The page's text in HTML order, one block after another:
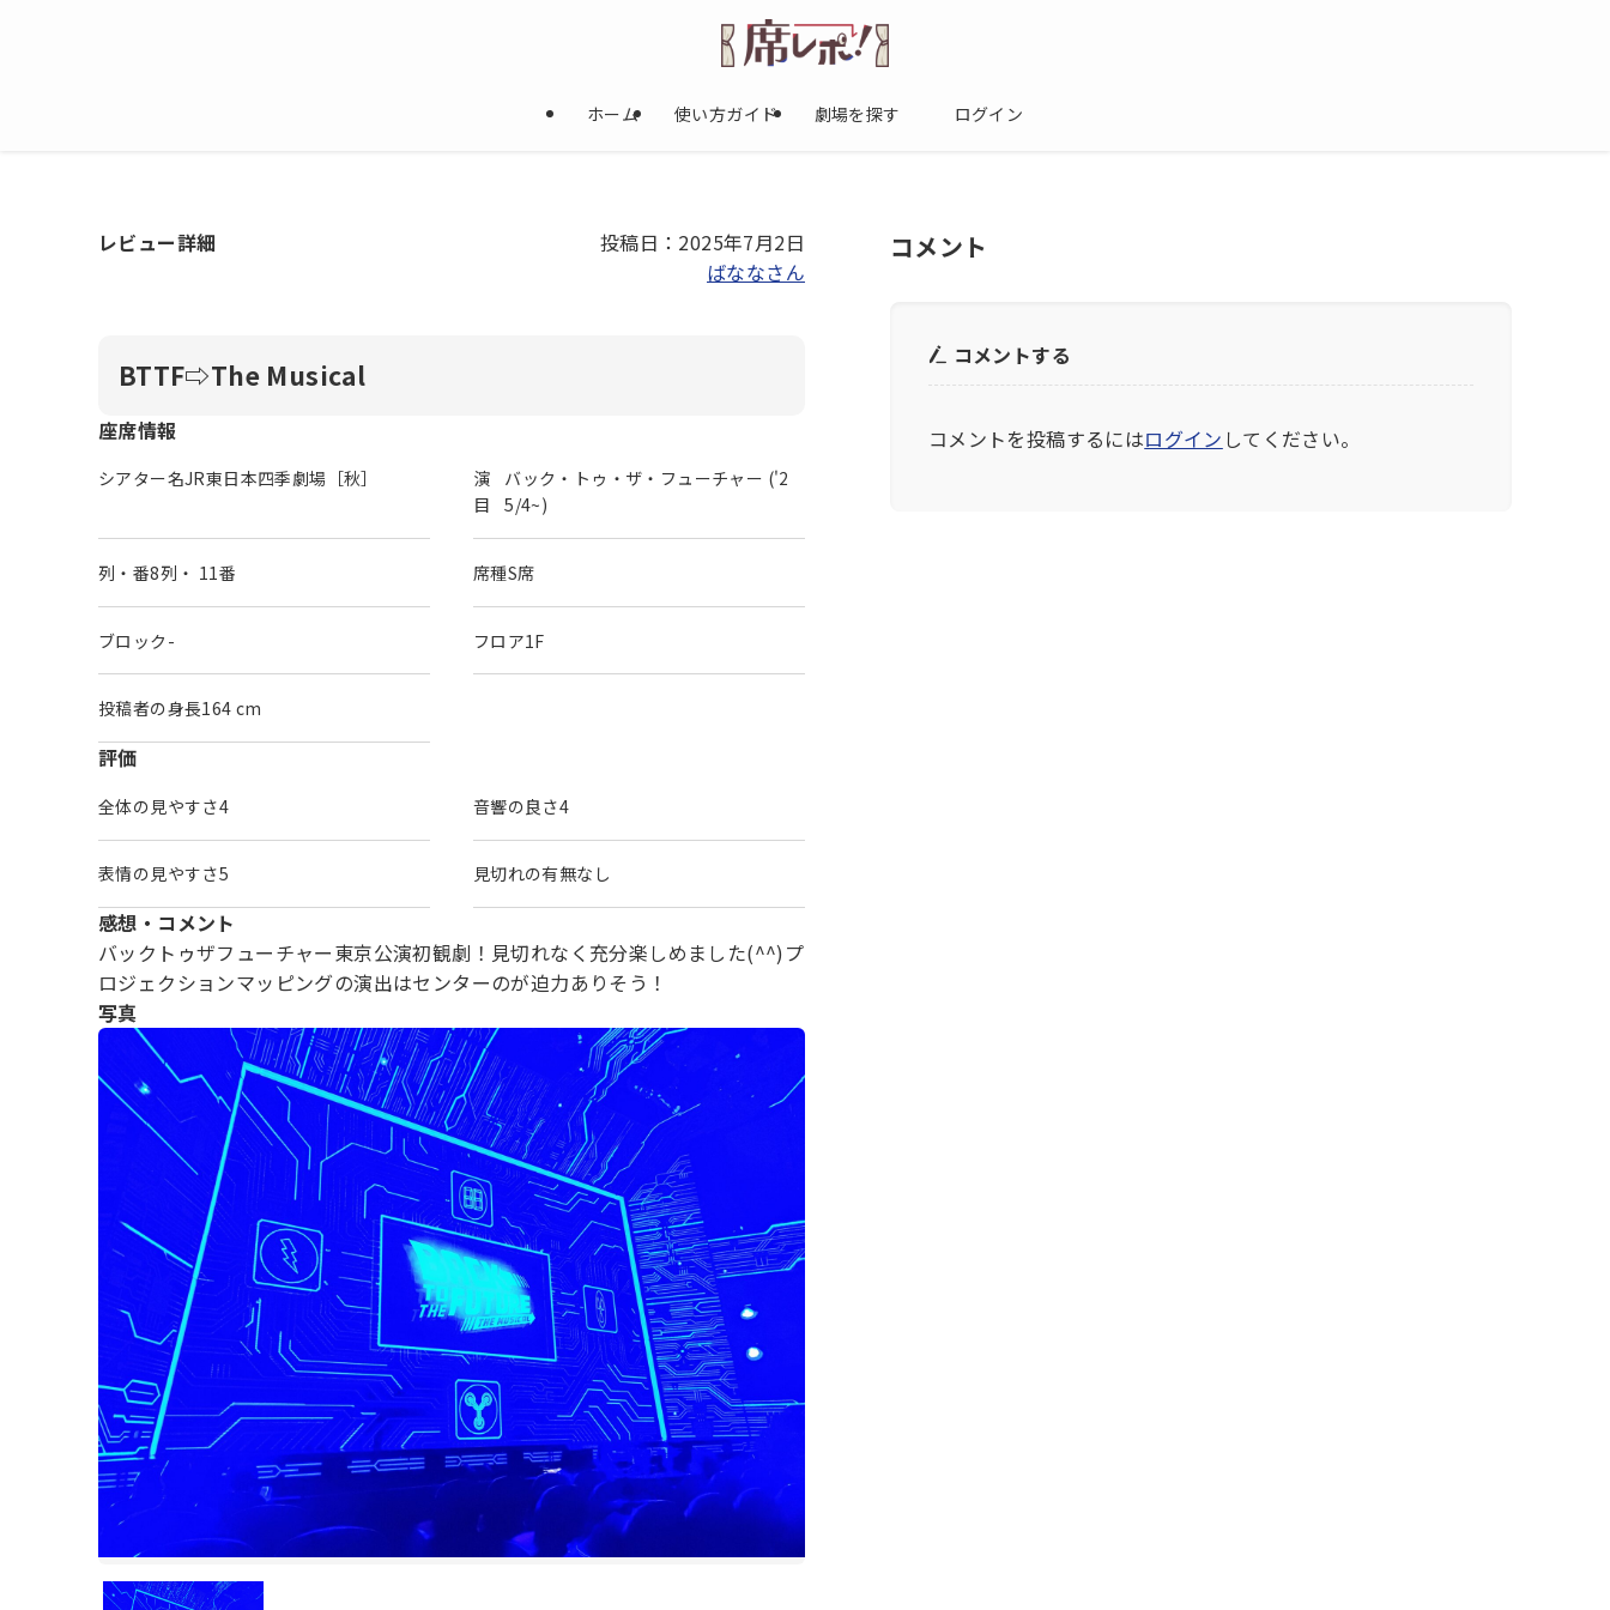
ホーム 使い方ガイド 劇場を探す ログイン
レビュー詳細
投稿日：2025年7月2日
ばななさん
BTTF⇨The Musical
座席情報
シアター名JR東日本四季劇場［秋］
演
目
バック・トゥ・ザ・フューチャー ('2
5/4~)
列・番8列 ・ 11番 席種S席
ブロック - フロア1F
投稿者の身長164
評価
全体の見やすさ4 音響の良さ4
表情の見やすさ5 見切れの有無なし
感想・コメント
バックトゥザフューチャー東京公演初観劇！見切れなく充分楽しめました(^^)プ
ロジェクションマッピングの演出はセンターのが迫力ありそう！
写真
コメント
コメントする
コメントを投稿するにはログイン してください。